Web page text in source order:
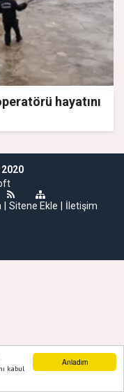
Anladım
kabul
hayatını
2020
Sitene Ekle İletişim